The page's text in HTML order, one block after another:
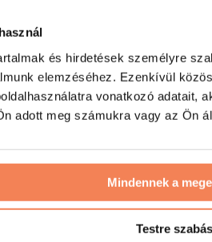
és hirdetések személyre
elemzéséhez. Ezenkívül
vonatkozó adatait,
adott meg számukra vagy az Ön
Mindennek a
Testre szabás